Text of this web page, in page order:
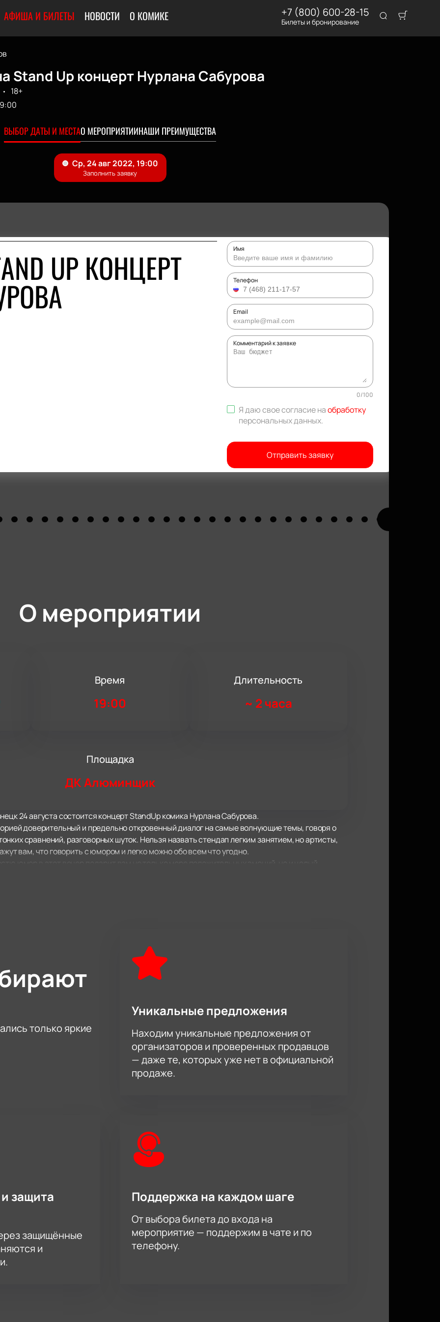
АФИША И БИЛЕТЫ НОВОСТИ О КОМИКЕ +7 (800) 600-28-15
Билеты и бронирование
Stand Up концерт Нурлана Сабурова
18+
ВЫБОР ДАТЫ И МЕСТАО МЕРОПРИЯТИИНАШИ ПРЕИМУЩЕСТВА
UP КОНЦЕРТ Имя
Телефон
Email
Комментарий к заявке
0/100
Я даю свое согласие наобработку
персональных данных.
Отправить заявку
О мероприятии
Время
19:00
Длительность
~ 2 часа
Площадка
ДК Алюминщик
24 августа состоится концерт StandUp комика Нурлана Сабурова.
доверительный и предельно откровенный диалог на самые волнующие темы, говоря о
сравнений, разговорных шуток. Нельзя назвать стендап легким занятием, но артисты,
вам, что говорить с юмором и легко можно обо всем что угодно.
юмор в этот вечер подарит вам не только море положительных эмоций, но и целый
рассказать своим друзьям и коллегам!
только яркие
Уникальные предложения
Находим уникальные предложения от
организаторов и проверенных продавцов
— даже те, которых уже нет в официальной
продаже.
защита
защищённые
и
Поддержка на каждом шаге
От выбора билета до входа на
мероприятие — поддержим в чате и по
телефону.